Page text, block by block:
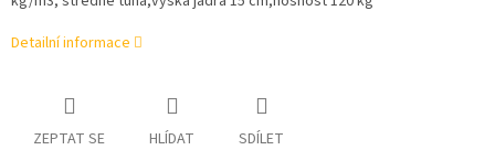
Detailní informace
ZEPTAT SE HLÍDAT SDÍLET